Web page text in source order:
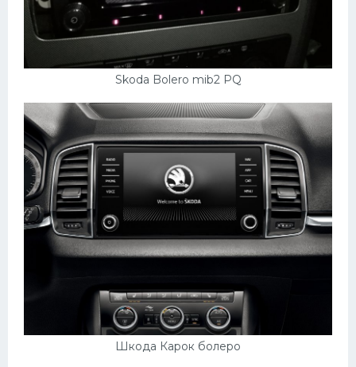
Skoda Bolero mib2 PQ
Шкода Карок болеро